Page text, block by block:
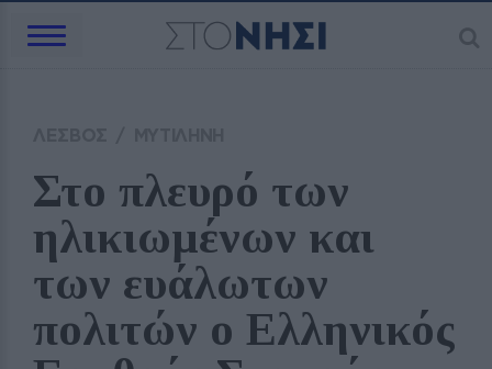
Στο πλευρό των
ηλικιωμένων και
των ευάλωτων
πολιτών ο Ελληνικός